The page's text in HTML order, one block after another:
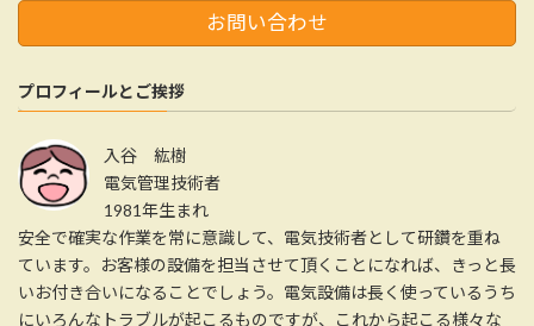
お問い合わせ
プロフィールとご挨拶
入谷 紘樹
電気管理技術者
1981年生まれ
安全で確実な作業を常に意識して、電気技術者として研鑽を重ね
ています。お客様の設備を担当させて頂くことになれば、きっと長
いお付き合いになることでしょう。電気設備は長く使っているうち
にいろんなトラブルが起こるものですが、これから起こる様々な